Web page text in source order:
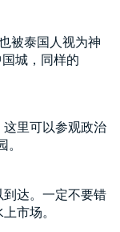
被泰国人视为神
城，同样的
里可以参观政治
。
达。一定不要错
市场。